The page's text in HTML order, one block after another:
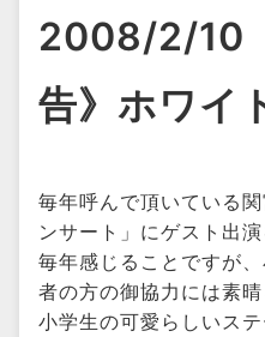
2008/2/10
告》ホワイ
毎年呼んで頂いている
ンサート」にゲスト出演
毎年感じることですが
者の方の御協力には素晴
小学生の可愛らしいス